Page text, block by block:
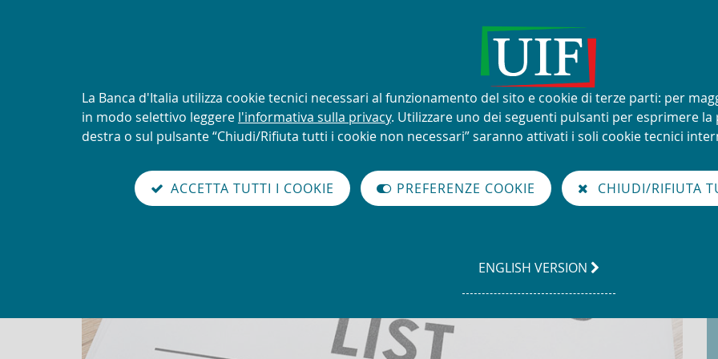
Tentativi di truffa con utilizzo improprio del nome e del
Torna
Unità di Informazione Finanziaria per l'Italia
sei qui: Alert sanzioni finanziarie mirate UE - De-listing
Alert sanzioni finanziarie mirate UE - De-listing
Informativa
sui
cookie:
La Banca d'Italia utilizza cookie tecnici necessari al funzionamento del sito e cookie di terze parti: per
in modo selettivo leggere l'informativa sulla privacy. Utilizzare uno dei seguenti pulsanti per esprimere la
destra o sul pulsante “Chiudi/Rifiuta tutti i cookie non necessari” saranno attivati i soli cookie tecnici
ACCETTA TUTTI I COOKIE PREFERENZE COOKIE CHIUDI/RIFIUTA
GO
ENGLISH VERSION